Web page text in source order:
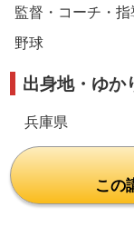
監督・コーチ・
野球
出身地・ゆか
兵庫県
この